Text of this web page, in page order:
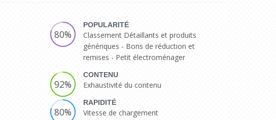
80%
POPULARITÉ
Classement Détaillants et produits
génériques - Bons de réduction et
remises - Petit électroménager
92%
CONTENU
Exhaustivité du contenu
80%
RAPIDITÉ
Vitesse de chargement